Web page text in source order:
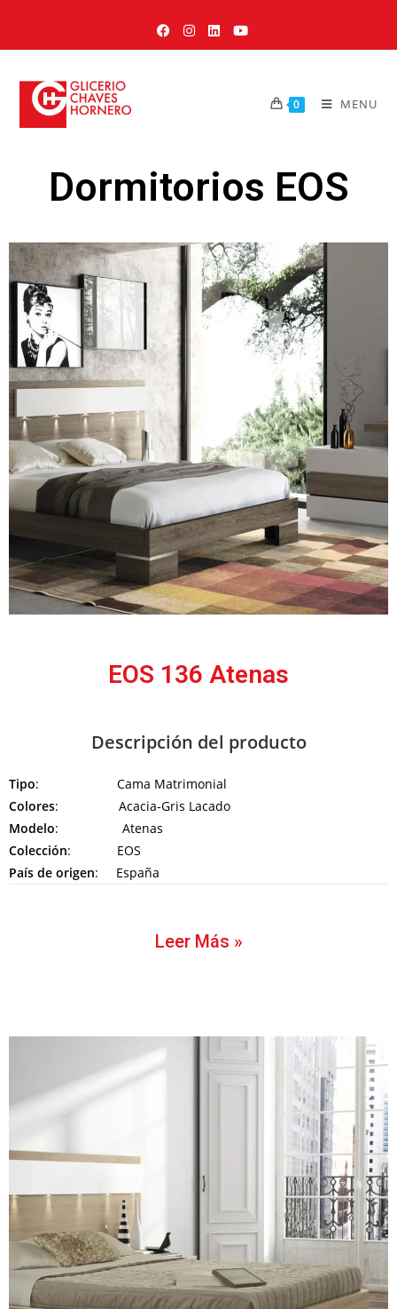
0 MENU
Dormitorios EOS
EOS 136 Atenas
Descripción del producto
Tipo: Cama Matrimonial
Colores: Acacia-Gris Lacado
Modelo: Atenas
Colección: EOS
País de origen: España
Leer Más »